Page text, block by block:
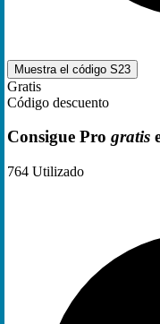
Muestra el código S23
Gratis
Código descuento
Consigue Pro gratis
764 Utilizado